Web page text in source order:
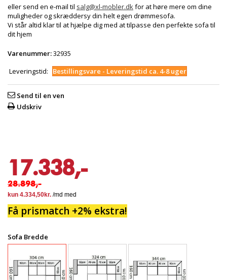
eller send en e-mail til salg@xl-mobler.dkfor at høre mere om dine
muligheder og skræddersy din helt egen drømmesofa.
Vi står altid klar til at hjælpe dig med at tilpasse den perfekte sofa til
dit hjem
Varenummer:32935
Leveringstid:
Bestillingsvare - Leveringstid ca. 4-8 uger
Send til en ven
Udskriv
17.338,-
28.898,-
Få prismatch +2% ekstra!
Sofa Bredde